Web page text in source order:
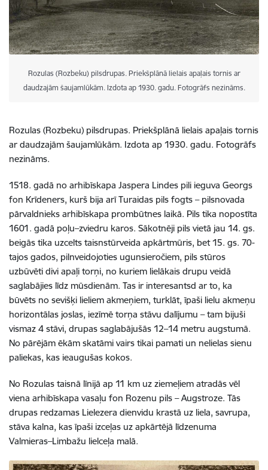
Rozulas (Rozbeku) pilsdrupas. Priekšplānā lielais apaļais tornis ar
daudzajām šaujamlūkām. Izdota ap 1930. gadu. Fotogrāfs nezināms.
Rozulas (Rozbeku) pilsdrupas. Priekšplānā lielais apaļais tornis
ar daudzajām šaujamlūkām. Izdota ap 1930. gadu. Fotogrāfs
nezināms.
1518. gadā no arhibīskapa Jaspera Lindes pili ieguva Georgs
fon Krīdeners, kurš bija arī Turaidas pils fogts – pilsnovada
pārvaldnieks arhibīskapa prombūtnes laikā. Pils tika nopostīta
1601. gadā poļu–zviedru karos. Sākotnēji pils vietā jau 14. gs.
beigās tika uzcelts taisnstūrveida apkārtmūris, bet 15. gs. 70-
tajos gados, pilnveidojoties ugunsieročiem, pils stūros
uzbūvēti divi apaļi torņi, no kuriem lielākais drupu veidā
saglabājies līdz mūsdienām. Tas ir interesantsd ar to, ka
būvēts no sevišķi lieliem akmeņiem, turklāt, īpaši lielu akmeņu
horizontālas joslas, iezīmē torņa stāvu dalījumu – tam bijuši
vismaz 4 stāvi, drupas saglabājušās 12–14 metru augstumā.
No pārējām ēkām skatāmi vairs tikai pamati un nelielas sienu
paliekas, kas ieaugušas kokos.
No Rozulas taisnā līnijā ap 11 km uz ziemeļiem atradās vēl
viena arhibīskapa vasaļu fon Rozenu pils – Augstroze. Tās
drupas redzamas Lielezera dienvidu krastā uz liela, savrupa,
stāva kalna, kas īpaši izceļas uz apkārtējā līdzenuma
Valmieras–Limbažu lielceļa malā.